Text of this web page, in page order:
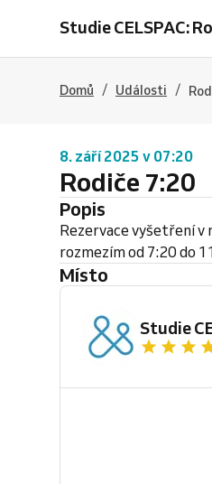
Studie CELSPAC:
Domů / Události /
8. září 2025 v 07:20
Rodiče 7:20
Popis
Rezervace vyšetření v
rozmezím od 7:20 do
Místo
Studie